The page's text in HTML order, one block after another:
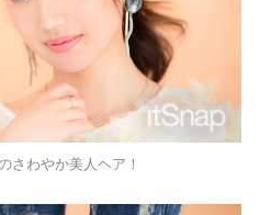
さわやか美人ヘア！